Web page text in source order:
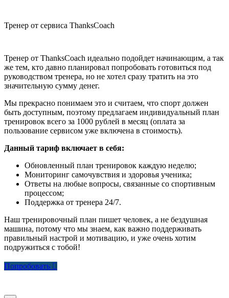
Тренер от сервиса ThanksCoach
Тренер от ThanksCoach идеально подойдет начинающим, а так
же тем, кто давно планировал попробовать готовиться под
руководством тренера, но не хотел сразу тратить на это
значительную сумму денег.
Мы прекрасно понимаем это и считаем, что спорт должен
быть доступным, поэтому предлагаем индивидуальный план
тренировок всего за 1000 рублей в месяц (оплата за
пользование сервисом уже включена в стоимость).
Данный тариф включает в себя:
Обновленный план тренировок каждую неделю;
Мониторинг самочувствия и здоровья ученика;
Ответы на любые вопросы, связанные со спортивным
процессом;
Поддержка от тренера 24/7.
Наш тренировочный план пишет человек, а не бездушная
машина, потому что мы знаем, как важно поддерживать
правильный настрой и мотивацию, и уже очень хотим
подружиться с тобой!
Попробовать